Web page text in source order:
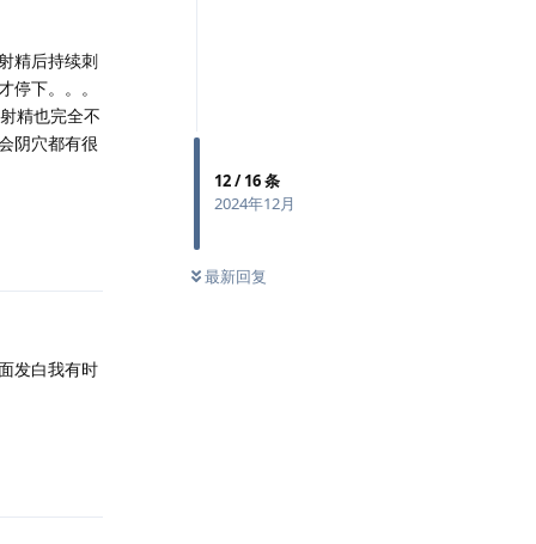
12/16条
2024年12月
最新回复
精后持续刺
下。。。
精也完全不
阴穴都有很
发白我有时